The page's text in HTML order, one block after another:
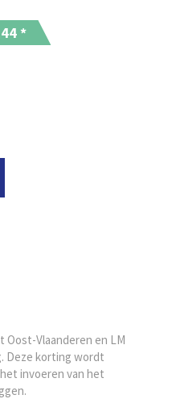
*
Oost-Vlaanderen en LM
Deze korting wordt
invoeren van het